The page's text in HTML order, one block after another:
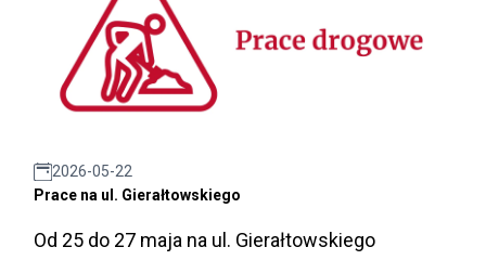
2026-05-22
Prace na ul. Gierałtowskiego
Od 25 do 27 maja na ul. Gierałtowskiego